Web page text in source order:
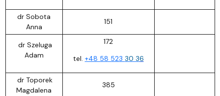
dr Sobota
Anna
151
dr Szeluga
Adam
172
tel. +48 58 523 30 36
dr Toporek
Magdalena
385